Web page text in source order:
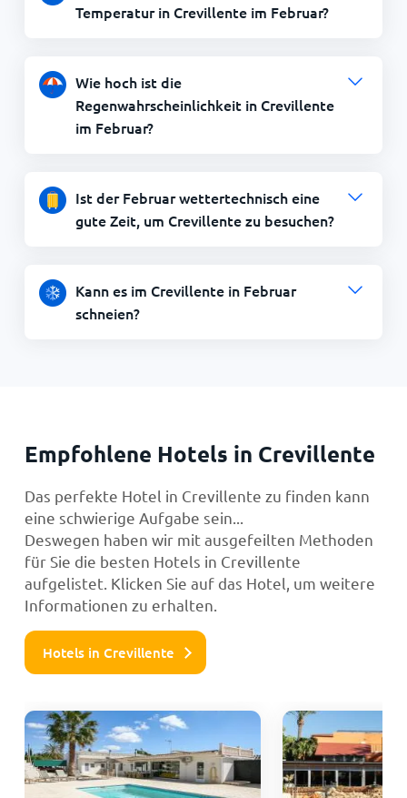
Temperatur in Crevillente im Februar?
Wie hoch ist die
Regenwahrscheinlichkeit in Crevillente
im Februar?
Ist der Februar wettertechnisch eine
gute Zeit, um Crevillente zu besuchen?
Kann es im Crevillente in Februar
schneien?
Empfohlene Hotels in Crevillente
Das perfekte Hotel in Crevillente zu finden kann
eine schwierige Aufgabe sein...
Deswegen haben wir mit ausgefeilten Methoden
für Sie die besten Hotels in Crevillente
aufgelistet. Klicken Sie auf das Hotel, um weitere
Informationen zu erhalten.
Hotels in Crevillente